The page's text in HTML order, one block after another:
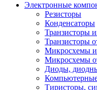
Электронные
Резисторы
Конденсаторы
Транзисторы
Транзисторы
Микросхемы
Микросхемы
Диоды,
Тиристоры,